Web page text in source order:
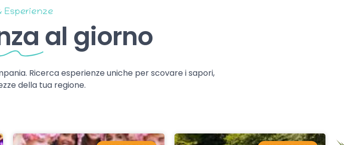
Esperienze
al giorno
Ricerca esperienze uniche per scovare i sapori,
della tua regione.